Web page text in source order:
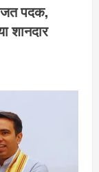
पदक,
शानदार